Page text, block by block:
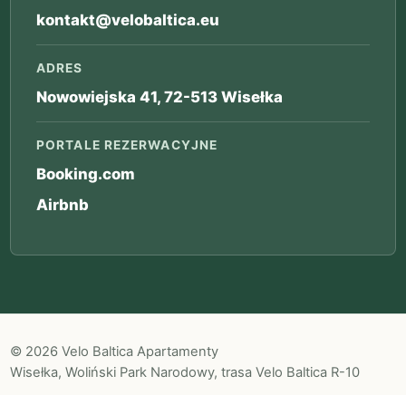
kontakt@velobaltica.eu
ADRES
Nowowiejska 41, 72-513 Wisełka
PORTALE REZERWACYJNE
Booking.com
Airbnb
© 2026 Velo Baltica Apartamenty
Wisełka, Woliński Park Narodowy, trasa Velo Baltica R-10